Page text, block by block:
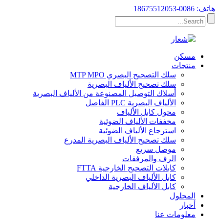
هاتف: 0086-18675512053
مسكن
منتجات
سلك التصحيح البصري MTP MPO
سلك تصحيح الألياف البصرية
أسلاك التوصيل المصنوعة من الألياف البصرية
الألياف البصرية PLC الفاصل
محول كابل الألياف
مخففات الألياف الضوئية
استرجاع الألياف الضوئية
سلك تصحيح الألياف البصرية المدرع
موصل سريع
الرف والمرفقات
كابلات التصحيح الخارجية FTTA
كابل الألياف البصرية الداخلي
كابل الألياف الخارجية
المحلول
أخبار
معلومات عنا